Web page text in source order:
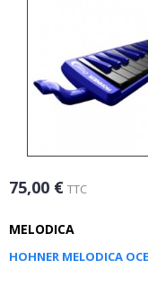
75,00 € TTC
MELODICA
HOHNER MELODICA